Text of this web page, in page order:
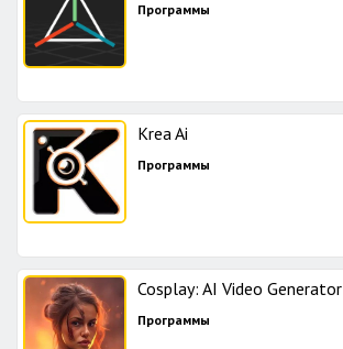
Программы
Krea Ai
Программы
Cosplay: AI Video Generator
Программы